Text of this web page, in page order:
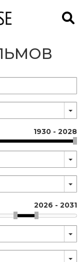
1930 - 2028
2026 - 2031